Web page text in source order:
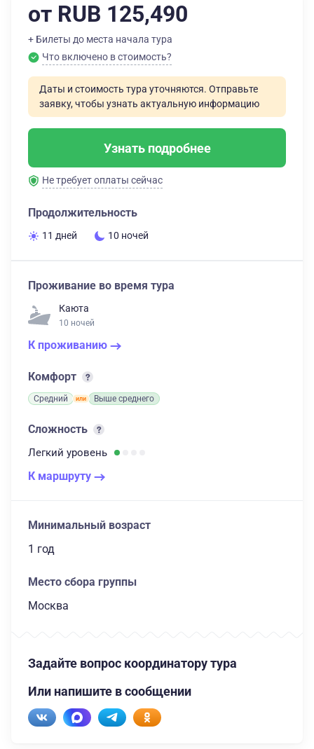
от RUB 125,490
+ Билеты до места начала тура
Что включено в стоимость?
Даты и стоимость тура уточняются. Отправьте
заявку, чтобы узнать актуальную информацию
Узнать подробнее
Не требует оплаты сейчас
Продолжительность
11 дней 10 ночей
Проживание во время тура
Каюта
10 ночей
К проживанию
Комфорт
Средний Выше среднего
Сложность
Легкий уровень
К маршруту
Минимальный возраст
1 год
Место сбора группы
Москва
Задайте вопрос координатору тура
Или напишите в сообщении